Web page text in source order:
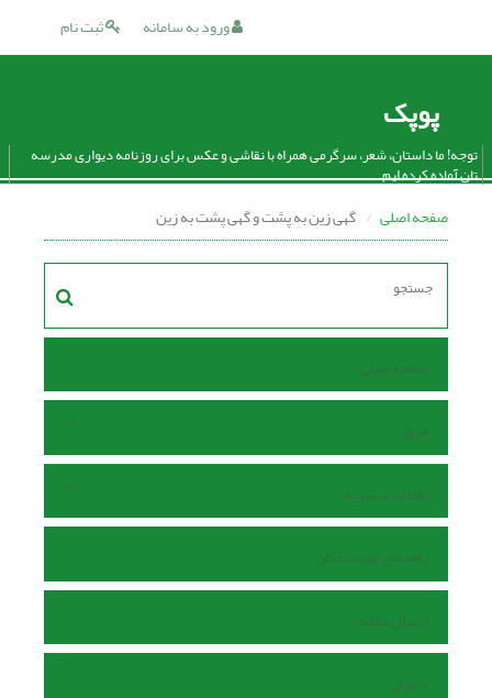
ثبت نام ورود به سامانه
پوپک
توجه! ما داستان، شعر، سرگرمی همراه با نقاشی و عکس برای روزنامه دیواری مدرسه
تان آماده کرده ایم.
صفحه اصلی گهی زین به پشت و گهی پشت به زین
صفحه اصلی
مرور
اطلاعات نشریه
راهنمای نویسندگان
ارسال مقاله
داوران